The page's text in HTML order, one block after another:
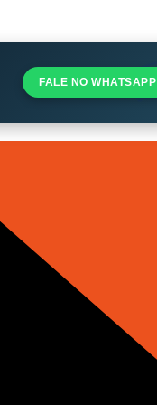
FALE NO WHATSAPP